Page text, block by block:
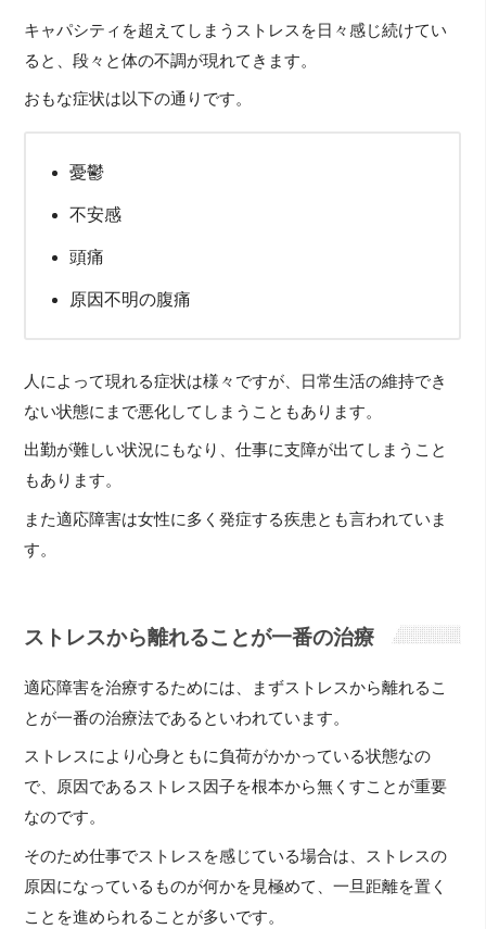
キャパシティを超えてしまうストレスを日々感じ続けてい
ると、段々と体の不調が現れてきます。
おもな症状は以下の通りです。
憂鬱
不安感
頭痛
原因不明の腹痛
人によって現れる症状は様々ですが、日常生活の維持でき
ない状態にまで悪化してしまうこともあります。
出勤が難しい状況にもなり、仕事に支障が出てしまうこと
もあります。
また適応障害は女性に多く発症する疾患とも言われていま
す。
ストレスから離れることが一番の治療
適応障害を治療するためには、まずストレスから離れるこ
とが一番の治療法であるといわれています。
ストレスにより心身ともに負荷がかかっている状態なの
で、原因であるストレス因子を根本から無くすことが重要
なのです。
そのため仕事でストレスを感じている場合は、ストレスの
原因になっているものが何かを見極めて、一旦距離を置く
ことを進められることが多いです。